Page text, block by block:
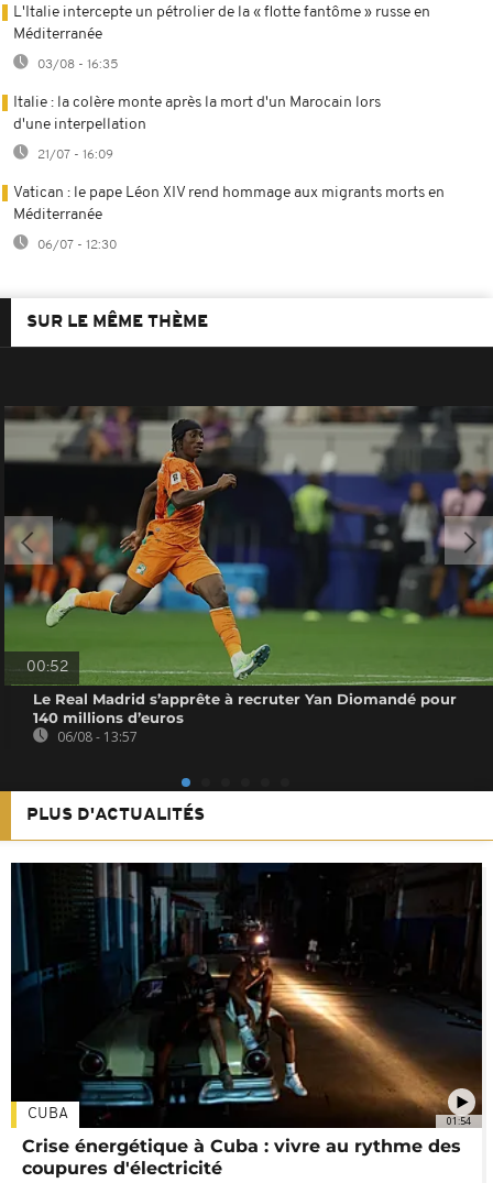
L'Italie intercepte un pétrolier de la « flotte fantôme » russe en
Méditerranée
03/08 - 16:35
Italie : la colère monte après la mort d'un Marocain lors
d'une interpellation
21/07 - 16:09
Vatican : le pape Léon XIV rend hommage aux migrants morts en
Méditerranée
06/07 - 12:30
SUR LE MÊME THÈME
00:52
Le Real Madrid s’apprête à recruter Yan Diomandé pour
140 millions d’euros
06/08 - 13:57
PLUS D'ACTUALITÉS
01:54
CUBA
Crise énergétique à Cuba : vivre au rythme des
coupures d'électricité